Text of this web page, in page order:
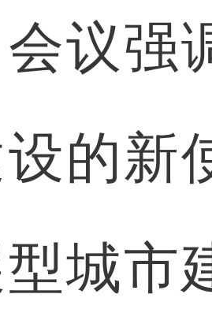
强调
的新
城市